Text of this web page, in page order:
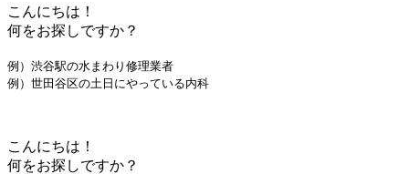
こんにちは！
何をお探しですか？
例）渋谷駅の水まわり修理業者
例）世田谷区の土日にやっている内科
こんにちは！
何をお探しですか？